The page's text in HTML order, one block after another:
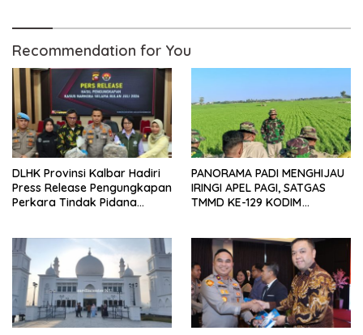
Recommendation for You
DLHK Provinsi Kalbar Hadiri
Press Release Pengungkapan
Perkara Tindak Pidana
PANORAMA PADI MENGHIJAU
IRINGI APEL PAGI, SATGAS
TMMD KE-129 KODIM